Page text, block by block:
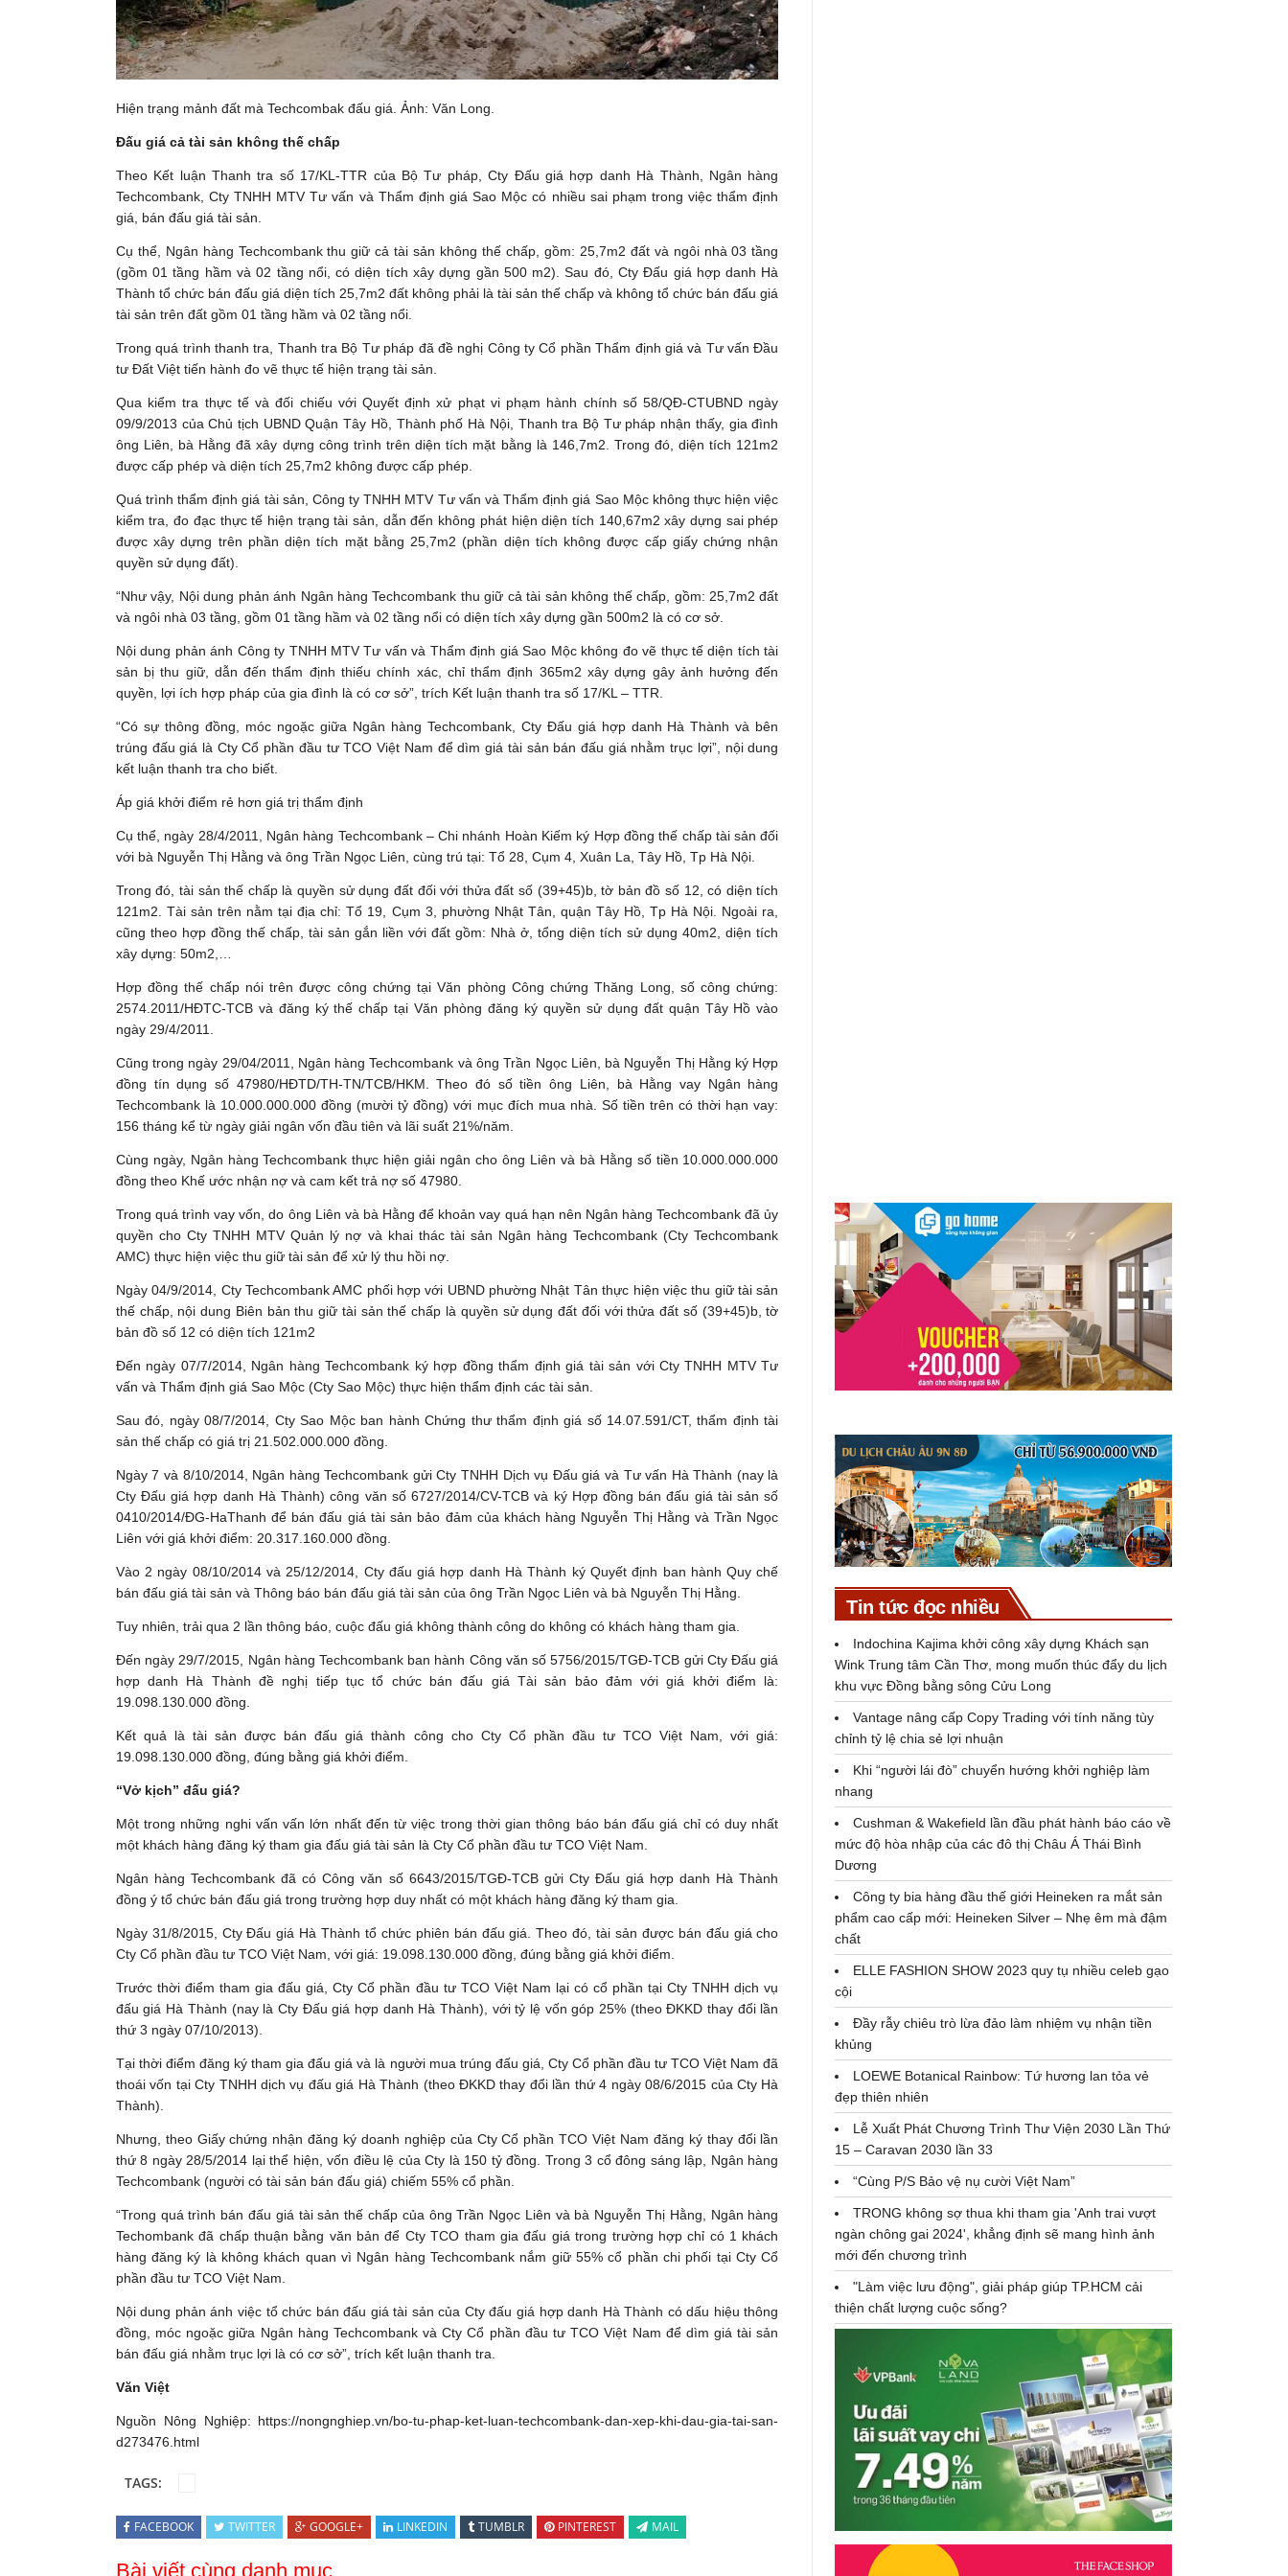
Hiện trạng mảnh đất mà Techcombak đấu giá. Ảnh: Văn Long.
Đấu giá cả tài sản không thế chấp
Theo Kết luận Thanh tra số 17/KL-TTR của Bộ Tư pháp, Cty Đấu giá hợp danh Hà Thành, Ngân hàng
Techcombank, Cty TNHH MTV Tư vấn và Thẩm định giá Sao Mộc có nhiều sai phạm trong việc thẩm định
giá, bán đấu giá tài sản.
Cụ thể, Ngân hàng Techcombank thu giữ cả tài sản không thế chấp, gồm: 25,7m2 đất và ngôi nhà 03 tầng
(gồm 01 tầng hầm và 02 tầng nổi, có diện tích xây dựng gần 500 m2). Sau đó, Cty Đấu giá hợp danh Hà
Thành tổ chức bán đấu giá diện tích 25,7m2 đất không phải là tài sản thế chấp và không tổ chức bán đấu giá
tài sản trên đất gồm 01 tầng hầm và 02 tầng nổi.
Trong quá trình thanh tra, Thanh tra Bộ Tư pháp đã đề nghị Công ty Cổ phần Thẩm định giá và Tư vấn Đầu
tư Đất Việt tiến hành đo vẽ thực tế hiện trạng tài sản.
Qua kiểm tra thực tế và đối chiếu với Quyết định xử phạt vi phạm hành chính số 58/QĐ-CTUBND ngày
09/9/2013 của Chủ tịch UBND Quận Tây Hồ, Thành phố Hà Nội, Thanh tra Bộ Tư pháp nhận thấy, gia đình
ông Liên, bà Hằng đã xây dựng công trình trên diện tích mặt bằng là 146,7m2. Trong đó, diện tích 121m2
được cấp phép và diện tích 25,7m2 không được cấp phép.
Quá trình thẩm định giá tài sản, Công ty TNHH MTV Tư vấn và Thẩm định giá Sao Mộc không thực hiện việc
kiểm tra, đo đạc thực tế hiện trạng tài sản, dẫn đến không phát hiện diện tích 140,67m2 xây dựng sai phép
được xây dựng trên phần diện tích mặt bằng 25,7m2 (phần diện tích không được cấp giấy chứng nhận
quyền sử dụng đất).
“Như vậy, Nội dung phản ánh Ngân hàng Techcombank thu giữ cả tài sản không thế chấp, gồm: 25,7m2 đất
và ngôi nhà 03 tầng, gồm 01 tầng hầm và 02 tầng nổi có diện tích xây dựng gần 500m2 là có cơ sở.
Nội dung phản ánh Công ty TNHH MTV Tư vấn và Thẩm định giá Sao Mộc không đo vẽ thực tế diện tích tài
sản bị thu giữ, dẫn đến thẩm định thiếu chính xác, chỉ thẩm định 365m2 xây dựng gây ảnh hưởng đến
quyền, lợi ích hợp pháp của gia đình là có cơ sở”, trích Kết luận thanh tra số 17/KL – TTR.
“Có sự thông đồng, móc ngoặc giữa Ngân hàng Techcombank, Cty Đấu giá hợp danh Hà Thành và bên
trúng đấu giá là Cty Cổ phần đầu tư TCO Việt Nam để dìm giá tài sản bán đấu giá nhằm trục lợi”, nội dung
kết luận thanh tra cho biết.
Áp giá khởi điểm rẻ hơn giá trị thẩm định
Cụ thể, ngày 28/4/2011, Ngân hàng Techcombank – Chi nhánh Hoàn Kiếm ký Hợp đồng thế chấp tài sản đối
với bà Nguyễn Thị Hằng và ông Trần Ngọc Liên, cùng trú tại: Tổ 28, Cụm 4, Xuân La, Tây Hồ, Tp Hà Nội.
Trong đó, tài sản thế chấp là quyền sử dụng đất đối với thửa đất số (39+45)b, tờ bản đồ số 12, có diện tích
121m2. Tài sản trên nằm tại địa chỉ: Tổ 19, Cụm 3, phường Nhật Tân, quận Tây Hồ, Tp Hà Nội. Ngoài ra,
cũng theo hợp đồng thế chấp, tài sản gắn liền với đất gồm: Nhà ở, tổng diện tích sử dụng 40m2, diện tích
xây dựng: 50m2,…
Hợp đồng thế chấp nói trên được công chứng tại Văn phòng Công chứng Thăng Long, số công chứng:
2574.2011/HĐTC-TCB và đăng ký thế chấp tại Văn phòng đăng ký quyền sử dụng đất quận Tây Hồ vào
ngày 29/4/2011.
Cũng trong ngày 29/04/2011, Ngân hàng Techcombank và ông Trần Ngọc Liên, bà Nguyễn Thị Hằng ký Hợp
đồng tín dụng số 47980/HĐTD/TH-TN/TCB/HKM. Theo đó số tiền ông Liên, bà Hằng vay Ngân hàng
Techcombank là 10.000.000.000 đồng (mười tỷ đồng) với mục đích mua nhà. Số tiền trên có thời hạn vay:
156 tháng kể từ ngày giải ngân vốn đầu tiên và lãi suất 21%/năm.
Cùng ngày, Ngân hàng Techcombank thực hiện giải ngân cho ông Liên và bà Hằng số tiền 10.000.000.000
đồng theo Khế ước nhận nợ và cam kết trả nợ số 47980.
Trong quá trình vay vốn, do ông Liên và bà Hằng để khoản vay quá hạn nên Ngân hàng Techcombank đã ủy
quyền cho Cty TNHH MTV Quản lý nợ và khai thác tài sản Ngân hàng Techcombank (Cty Techcombank
AMC) thực hiện việc thu giữ tài sản để xử lý thu hồi nợ.
Ngày 04/9/2014, Cty Techcombank AMC phối hợp với UBND phường Nhật Tân thực hiện việc thu giữ tài sản
thế chấp, nội dung Biên bản thu giữ tài sản thế chấp là quyền sử dụng đất đối với thửa đất số (39+45)b, tờ
bản đồ số 12 có diện tích 121m2
Đến ngày 07/7/2014, Ngân hàng Techcombank ký hợp đồng thẩm định giá tài sản với Cty TNHH MTV Tư
vấn và Thẩm định giá Sao Mộc (Cty Sao Mộc) thực hiện thẩm định các tài sản.
Sau đó, ngày 08/7/2014, Cty Sao Mộc ban hành Chứng thư thẩm định giá số 14.07.591/CT, thẩm định tài
sản thế chấp có giá trị 21.502.000.000 đồng.
Ngày 7 và 8/10/2014, Ngân hàng Techcombank gửi Cty TNHH Dịch vụ Đấu giá và Tư vấn Hà Thành (nay là
Cty Đấu giá hợp danh Hà Thành) công văn số 6727/2014/CV-TCB và ký Hợp đồng bán đấu giá tài sản số
0410/2014/ĐG-HaThanh để bán đấu giá tài sản bảo đảm của khách hàng Nguyễn Thị Hằng và Trần Ngọc
Liên với giá khởi điểm: 20.317.160.000 đồng.
Vào 2 ngày 08/10/2014 và 25/12/2014, Cty đấu giá hợp danh Hà Thành ký Quyết định ban hành Quy chế
bán đấu giá tài sản và Thông báo bán đấu giá tài sản của ông Trần Ngọc Liên và bà Nguyễn Thị Hằng.
Tuy nhiên, trải qua 2 lần thông báo, cuộc đấu giá không thành công do không có khách hàng tham gia.
Đến ngày 29/7/2015, Ngân hàng Techcombank ban hành Công văn số 5756/2015/TGĐ-TCB gửi Cty Đấu giá
hợp danh Hà Thành đề nghị tiếp tục tổ chức bán đấu giá Tài sản bảo đảm với giá khởi điểm là:
19.098.130.000 đồng.
Kết quả là tài sản được bán đấu giá thành công cho Cty Cổ phần đầu tư TCO Việt Nam, với giá:
19.098.130.000 đồng, đúng bằng giá khởi điểm.
“Vở kịch” đấu giá?
Một trong những nghi vấn vấn lớn nhất đến từ việc trong thời gian thông báo bán đấu giá chỉ có duy nhất
một khách hàng đăng ký tham gia đấu giá tài sản là Cty Cổ phần đầu tư TCO Việt Nam.
Ngân hàng Techcombank đã có Công văn số 6643/2015/TGĐ-TCB gửi Cty Đấu giá hợp danh Hà Thành
đồng ý tổ chức bán đấu giá trong trường hợp duy nhất có một khách hàng đăng ký tham gia.
Ngày 31/8/2015, Cty Đấu giá Hà Thành tổ chức phiên bán đấu giá. Theo đó, tài sản được bán đấu giá cho
Cty Cổ phần đầu tư TCO Việt Nam, với giá: 19.098.130.000 đồng, đúng bằng giá khởi điểm.
Trước thời điểm tham gia đấu giá, Cty Cổ phần đầu tư TCO Việt Nam lại có cổ phần tại Cty TNHH dịch vụ
đấu giá Hà Thành (nay là Cty Đấu giá hợp danh Hà Thành), với tỷ lệ vốn góp 25% (theo ĐKKD thay đổi lần
thứ 3 ngày 07/10/2013).
Tại thời điểm đăng ký tham gia đấu giá và là người mua trúng đấu giá, Cty Cổ phần đầu tư TCO Việt Nam đã
thoái vốn tại Cty TNHH dịch vụ đấu giá Hà Thành (theo ĐKKD thay đổi lần thứ 4 ngày 08/6/2015 của Cty Hà
Thành).
Nhưng, theo Giấy chứng nhận đăng ký doanh nghiệp của Cty Cổ phần TCO Việt Nam đăng ký thay đổi lần
thứ 8 ngày 28/5/2014 lại thể hiện, vốn điều lệ của Cty là 150 tỷ đồng. Trong 3 cổ đông sáng lập, Ngân hàng
Techcombank (người có tài sản bán đấu giá) chiếm 55% cổ phần.
“Trong quá trình bán đấu giá tài sản thế chấp của ông Trần Ngọc Liên và bà Nguyễn Thị Hằng, Ngân hàng
Techombank đã chấp thuận bằng văn bản để Cty TCO tham gia đấu giá trong trường hợp chỉ có 1 khách
hàng đăng ký là không khách quan vì Ngân hàng Techcombank nắm giữ 55% cổ phần chi phối tại Cty Cổ
phần đầu tư TCO Việt Nam.
Nội dung phản ánh việc tổ chức bán đấu giá tài sản của Cty đấu giá hợp danh Hà Thành có dấu hiệu thông
đồng, móc ngoặc giữa Ngân hàng Techcombank và Cty Cổ phần đầu tư TCO Việt Nam để dìm giá tài sản
bán đấu giá nhằm trục lợi là có cơ sở”, trích kết luận thanh tra.
Văn Việt
Nguồn Nông Nghiệp: https://nongnghiep.vn/bo-tu-phap-ket-luan-techcombank-dan-xep-khi-dau-gia-tai-san-
d273476.html
TAGS:
FACEBOOK TWITTER GOOGLE+ LINKEDIN TUMBLR PINTEREST MAIL
Bài viết cùng danh mục
Tin tức đọc nhiều
Indochina Kajima khởi công xây dựng Khách sạn
Wink Trung tâm Cần Thơ, mong muốn thúc đẩy du lịch
khu vực Đồng bằng sông Cửu Long
Vantage nâng cấp Copy Trading với tính năng tùy
chỉnh tỷ lệ chia sẻ lợi nhuận
Khi “người lái đò” chuyển hướng khởi nghiệp làm
nhang
Cushman & Wakefield lần đầu phát hành báo cáo về
mức độ hòa nhập của các đô thị Châu Á Thái Bình
Dương
Công ty bia hàng đầu thế giới Heineken ra mắt sản
phẩm cao cấp mới: Heineken Silver – Nhẹ êm mà đậm
chất
ELLE FASHION SHOW 2023 quy tụ nhiều celeb gạo
cội
Đầy rẫy chiêu trò lừa đảo làm nhiệm vụ nhận tiền
khủng
LOEWE Botanical Rainbow: Tứ hương lan tỏa vẻ
đẹp thiên nhiên
Lễ Xuất Phát Chương Trình Thư Viện 2030 Lần Thứ
15 – Caravan 2030 lần 33
“Cùng P/S Bảo vệ nụ cười Việt Nam”
TRONG không sợ thua khi tham gia 'Anh trai vượt
ngàn chông gai 2024', khẳng định sẽ mang hình ảnh
mới đến chương trình
"Làm việc lưu động", giải pháp giúp TP.HCM cải
thiện chất lượng cuộc sống?